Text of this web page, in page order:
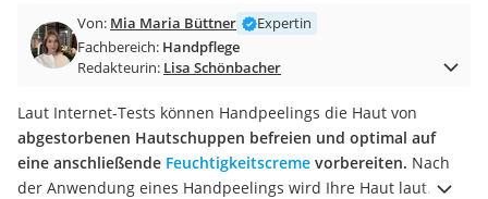
Masturbator
Massagepistole
Reisehaartrockner
Eiweißpulver
Magnesiumpräparat
Katzenklappe
Von: Mia Maria Büttner
Expertin
Fachbereich: Handpflege
Redakteurin: Lisa Schönbacher
Laut Internet-Tests können Handpeelings die Haut von
abgestorbenen Hautschuppen befreien und optimal auf
eine anschließende Feuchtigkeitscreme vorbereiten. Nach
der Anwendung eines Handpeelings wird Ihre Haut laut